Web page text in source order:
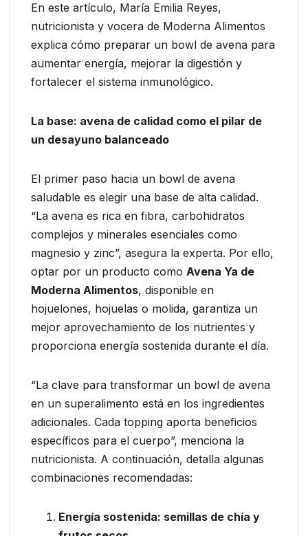
En este artículo, María Emilia Reyes,
nutricionista y vocera de Moderna Alimentos
explica cómo preparar un bowl de avena para
aumentar energía, mejorar la digestión y
fortalecer el sistema inmunológico.
La base: avena de calidad como el pilar de
un desayuno balanceado
El primer paso hacia un bowl de avena
saludable es elegir una base de alta calidad.
“La avena es rica en fibra, carbohidratos
complejos y minerales esenciales como
magnesio y zinc”, asegura la experta. Por ello,
optar por un producto como Avena Ya de
Moderna Alimentos, disponible en
hojuelones, hojuelas o molida, garantiza un
mejor aprovechamiento de los nutrientes y
proporciona energía sostenida durante el día.
“La clave para transformar un bowl de avena
en un superalimento está en los ingredientes
adicionales. Cada topping aporta beneficios
específicos para el cuerpo”, menciona la
nutricionista. A continuación, detalla algunas
combinaciones recomendadas:
Energía sostenida: semillas de chía y